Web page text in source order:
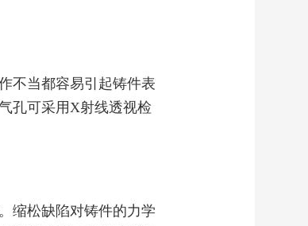
不当都容易引起铸件表
孔可采用X射线透视检
缩松缺陷对铸件的力学